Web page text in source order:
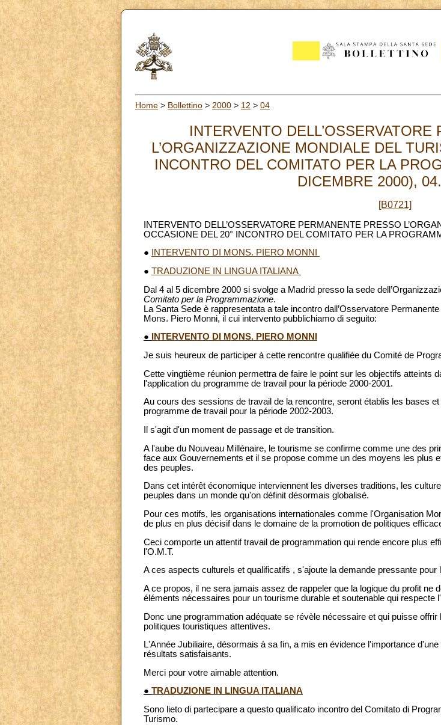
Home > Bollettino > 2000 > 12 > 04
INTERVENTO
L’ORGANIZZAZIONE MONDIALE DEL
INCONTRO DEL COMITATO PER LA
DICEMBRE 2000),
[B0721]
INTERVENTO DELL’OSSERVATORE PERMANENTE PRESSO
OCCASIONE DEL 20° INCONTRO DEL COMITATO PER LA
●
INTERVENTO DI MONS. PIERO MONNI
● TRADUZIONE IN LINGUA ITALIANA
Dal 4 al 5 dicembre 2000 si svolge a Madrid presso la sede
Comitato per la Programmazione.
La Santa Sede è rappresentata a tale incontro dall’Osservatore
Mons. Piero Monni, il cui intervento pubblichiamo di seguito:
●
INTERVENTO DI MONS. PIERO MONNI
Je suis heureux de participer à cette rencontre qualifiée du Comité de
Cette vingtième réunion permettra de faire le point sur les objectifs atteints
l'application du programme de travail pour la période 2000-2001.
Au cours des sessions de travail de la rencontre, seront établis les bases
programme de travail pour la période 2002-2003.
Il s'agit d'un moment de passage et de transition.
A l'aube du Nouveau Millénaire, le tourisme se confirme comme une des
face aux Gouvernements et il se propose comme un des moyens les plus
des peuples.
Dans cet intérêt économique interviennent les diverses traditions, les
peuples dans un monde qu'on définit désormais globalisé.
Pour ces motifs, les organisations internationales comme l'Organisation
de plus en plus décisif dans le domaine de la promotion de politiques
Ceci comporte un attentif travail de programmation qui rende encore plus
l'O.M.T.
A ces aspects culturels et qualificatifs , s'ajoute la demande pressante pour
A ce propos, il ne sera jamais assez de rappeler que la logique du profit ne
éléments nécessaires pour un tourisme durable et soutenable qui respecte
Donc une programmation adéquate se révèle nécessaire et qui puisse
politiques touristiques attentives.
L'Année Jubiliaire, désormais à sa fin, a mis en évidence l'importance
résultats satisfaisants.
Merci pour votre aimable attention.
● TRADUZIONE IN LINGUA ITALIANA
Sono lieto di partecipare a questo qualificato incontro del Comitato di
Turismo.